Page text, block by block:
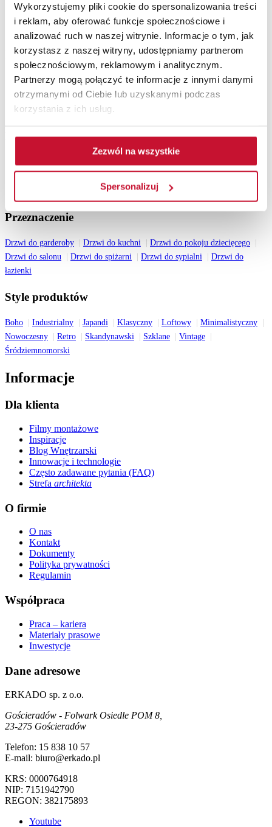
Wykorzystujemy pliki cookie do spersonalizowania treści
i reklam, aby oferować funkcje społecznościowe i
analizować ruch w naszej witrynie. Informacje o tym, jak
korzystasz z naszej witryny, udostępniamy partnerom
społecznościowym, reklamowym i analitycznym.
Partnerzy mogą połączyć te informacje z innymi danymi
otrzymanymi od Ciebie lub uzyskanymi podczas
korzystania z ich usług.
Zezwól na wszystkie
Spersonalizuj
Drzwi stalowe
Drzwi zewnętrzne drewniane
Drzwi do mieszkania
Pozostałe
Akcesoria
Ościeżnice
Lamele ścienne
Drzwi z intarsjami
Katalogi do pobrania
Katalog drzwi wewnętrznych 2026
Katalog drzwi zewnętrznych drewnianych 2026
Katalog drzwi stalowych 2026
Wszystkie katalogi
Przeznaczenie
Drzwi do garderoby Drzwi do kuchni
Drzwi do pokoju dziecięcego
Drzwi do salonu
Drzwi do spiżarni Drzwi do sypialni
Drzwi do
łazienki
Style produktów
Boho Industrialny Japandi Klasyczny Loftowy
Minimalistyczny
Nowoczesny
Retro Skandynawski Szklane
Vintage
Śródziemnomorski
Informacje
Dla klienta
Filmy montażowe
Inspiracje
Blog Wnętrzarski
Innowacje i technologie
Często zadawane pytania (FAQ)
Strefa architekta
O firmie
O nas
Kontakt
Dokumenty
Polityka prywatności
Regulamin
Współpraca
Praca – kariera
Materiały prasowe
Inwestycje
Dane adresowe
ERKADO sp. z o.o.
Gościeradów - Folwark Osiedle POM 8,
23-275 Gościeradów
Telefon: 15 838 10 57
E-mail: biuro@erkado.pl
KRS: 0000764918
NIP: 7151942790
REGON: 382175893
Youtube